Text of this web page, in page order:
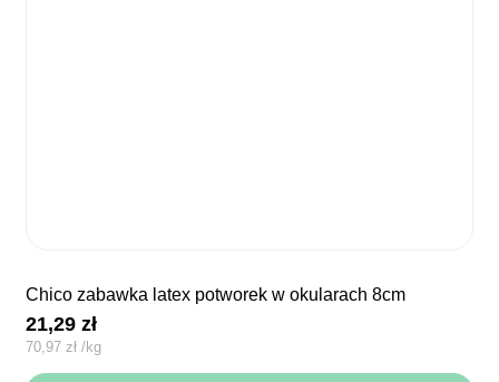
chico zabawka latex potworek w okularach 8cm
21,29zł
70,97zł /kg